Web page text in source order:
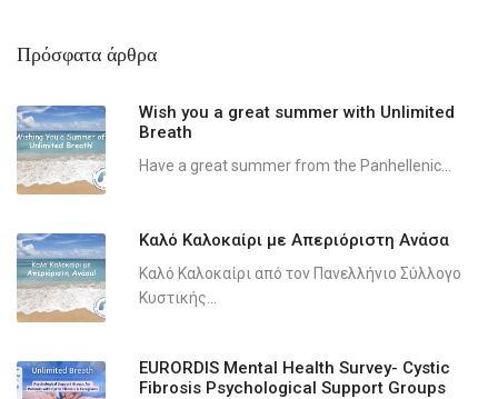
Πρόσφατα άρθρα
Wish you a great summer with Unlimited
Breath
Have a great summer from the Panhellenic...
Καλό Καλοκαίρι με Απεριόριστη Ανάσα
Καλό Καλοκαίρι από τον Πανελλήνιο Σύλλογο
Κυστικής...
EURORDIS Mental Health Survey- Cystic
Fibrosis Psychological Support Groups